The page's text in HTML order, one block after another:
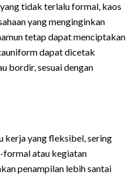
tidak terlalu formal, kaos
yang menginginkan
tetap dapat menciptakan
dapat dicetak
bordir, sesuai dengan
kerja yang fleksibel, sering
formal atau kegiatan
penampilan lebih santai